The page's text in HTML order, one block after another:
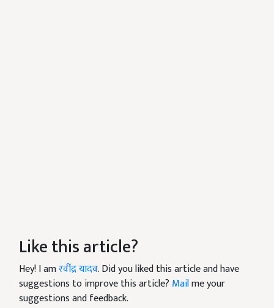
Like this article?
Hey! I amरवींद्र यादव. Did you liked this article and have
suggestions to improve this article? Mailme your
suggestions and feedback.